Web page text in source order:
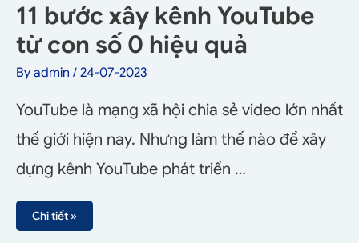
11 bước xây kênh YouTube
từ con số 0 hiệu quả
By admin / 24-07-2023
YouTube là mạng xã hội chia sẻ video lớn nhất
thế giới hiện nay. Nhưng làm thế nào để xây
dựng kênh YouTube phát triển …
Chi tiết »